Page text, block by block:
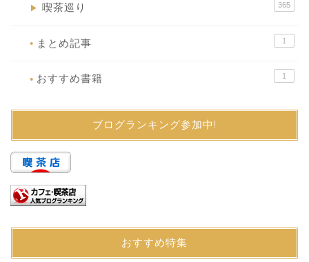
▶ 喫茶巡り 365
● まとめ記事 1
● おすすめ書籍 1
ブログランキング参加中!
おすすめ特集